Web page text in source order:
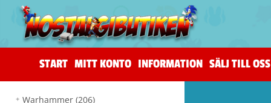
START MITT KONTO INFORMATION SÄLJ TILL OSS
Warhammer(206)